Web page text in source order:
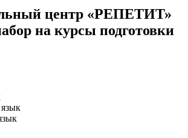
центр «РЕПЕТИТ»
на курсы подготовки